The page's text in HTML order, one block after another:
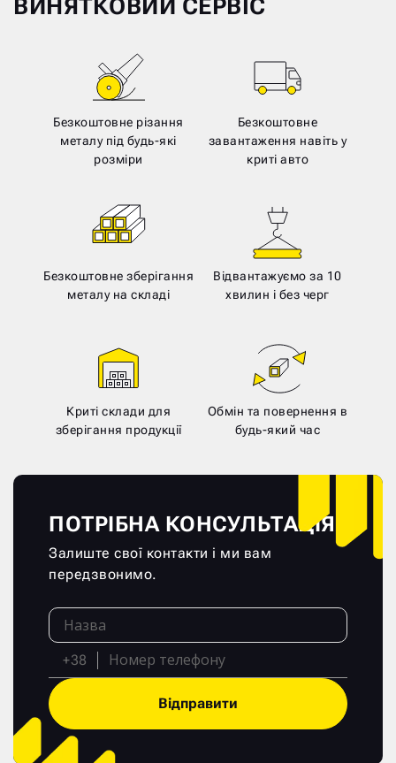
ВИНЯТКОВИЙ СЕРВІС
Безкоштовне різання
металу під будь-які
розміри
Безкоштовне
завантаження навіть у
криті авто
Безкоштовне зберігання
металу на складі
Відвантажуємо за 10
хвилин і без черг
Криті склади для
зберігання продукції
Обмін та повернення в
будь-який час
ПОТРІБНА КОНСУЛЬТАЦІЯ?
Залиште свої контакти і ми вам
передзвонимо.
+38
Відправити